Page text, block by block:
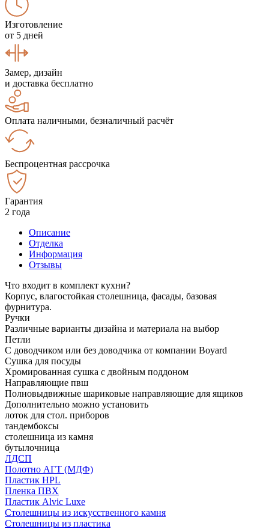
Изготовление
от 5 дней
Замер, дизайн
и доставка бесплатно
Оплата наличными, безналичный расчёт
Беспроцентная рассрочка
Гарантия
2 года
Описание
Отделка
Информация
Отзывы
Что входит в комплект кухни?
Корпус, влагостойкая столешница, фасады, базовая
фурнитура.
Ручки
Различные варианты дизайна и материала на выбор
Петли
С доводчиком или без доводчика от компании Boyard
Сушка для посуды
Хромированная сушка с двойным поддоном
Направляющие пвш
Полновыдвижные шариковые направляющие для ящиков
Дополнительно можно установить
лоток для стол. приборов
тандембоксы
столешница из камня
бутылочница
ЛДСП
Полотно АГТ (МДФ)
Пластик HPL
Пленка ПВХ
Пластик Alvic Luxe
Столешницы из искусственного камня
Столешницы из пластика